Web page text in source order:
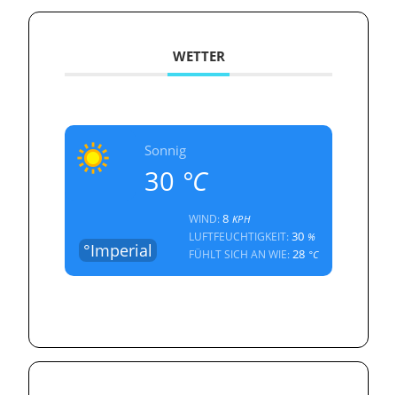
WETTER
Sonnig
30 °C
°Imperial
WIND:8 KPH
LUFTFEUCHTIGKEIT:30 %
FÜHLT SICH AN WIE:28 °C